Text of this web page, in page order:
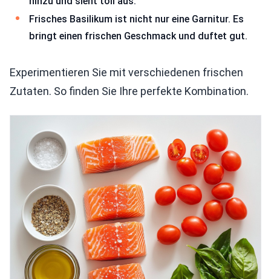
Frisches Basilikum ist nicht nur eine Garnitur. Es
bringt einen frischen Geschmack und duftet gut.
Experimentieren Sie mit verschiedenen frischen
Zutaten. So finden Sie Ihre perfekte Kombination.